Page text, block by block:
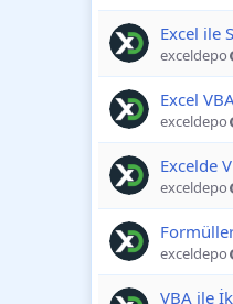
Excel ile
exceldepo
Excel
exceldepo
Excelde
exceldepo
exceldepo
VBA ile